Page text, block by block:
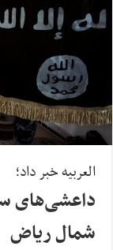
العربیه خبر داد؛
داعشی‌های
شمال ریاض